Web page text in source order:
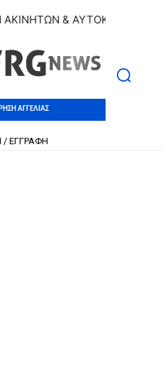
& ΑΥΤΟΚΙΝΗΤΩΝ |
ΑΓΓΕΛΙΑΣ
/ ΕΓΓΡΑΦΗ